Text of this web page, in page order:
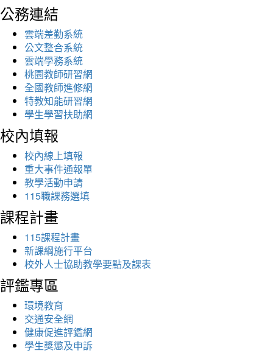
公務連結
雲端差勤系統
公文整合系統
雲端學務系統
桃園教師研習網
全國教師進修網
特教知能研習網
學生學習扶助網
校內填報
校內線上填報
重大事件通報單
教學活動申請
115職課務選填
課程計畫
115課程計畫
新課綱施行平台
校外人士協助教學要點及課表
評鑑專區
環境教育
交通安全網
健康促進評鑑網
學生獎懲及申訴